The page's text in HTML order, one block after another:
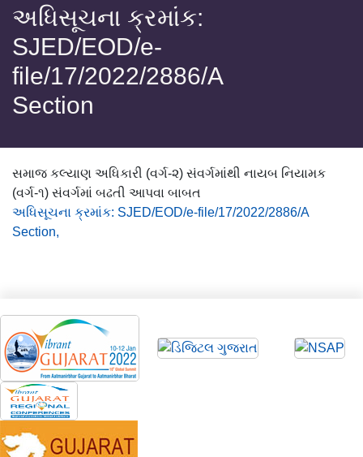
અધિસૂચના ક્રમાંક:
SJED/EOD/e-
file/17/2022/2886/A
Section
સમાજ કલ્યાણ અધિકારી (વર્ગ-૨) સંવર્ગમાંથી નાયબ નિયામક
(વર્ગ-૧) સંવર્ગમાં બઢતી આપવા બાબત
અધિસૂચના ક્રમાંક: SJED/EOD/e-file/17/2022/2886/A
Section,